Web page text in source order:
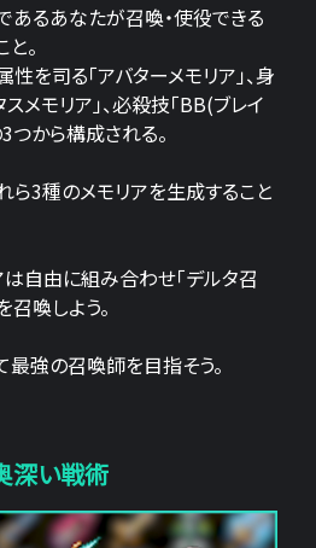
あるあなたが召喚・使役できる
。
を司る「アバターメモリア」、身
メモリア」、必殺技「BB(ブレイ
つから構成される。
ら3種のメモリアを生成すること
自由に組み合わせ「デルタ召
喚しよう。
強の召喚師を目指そう。
深い戦術